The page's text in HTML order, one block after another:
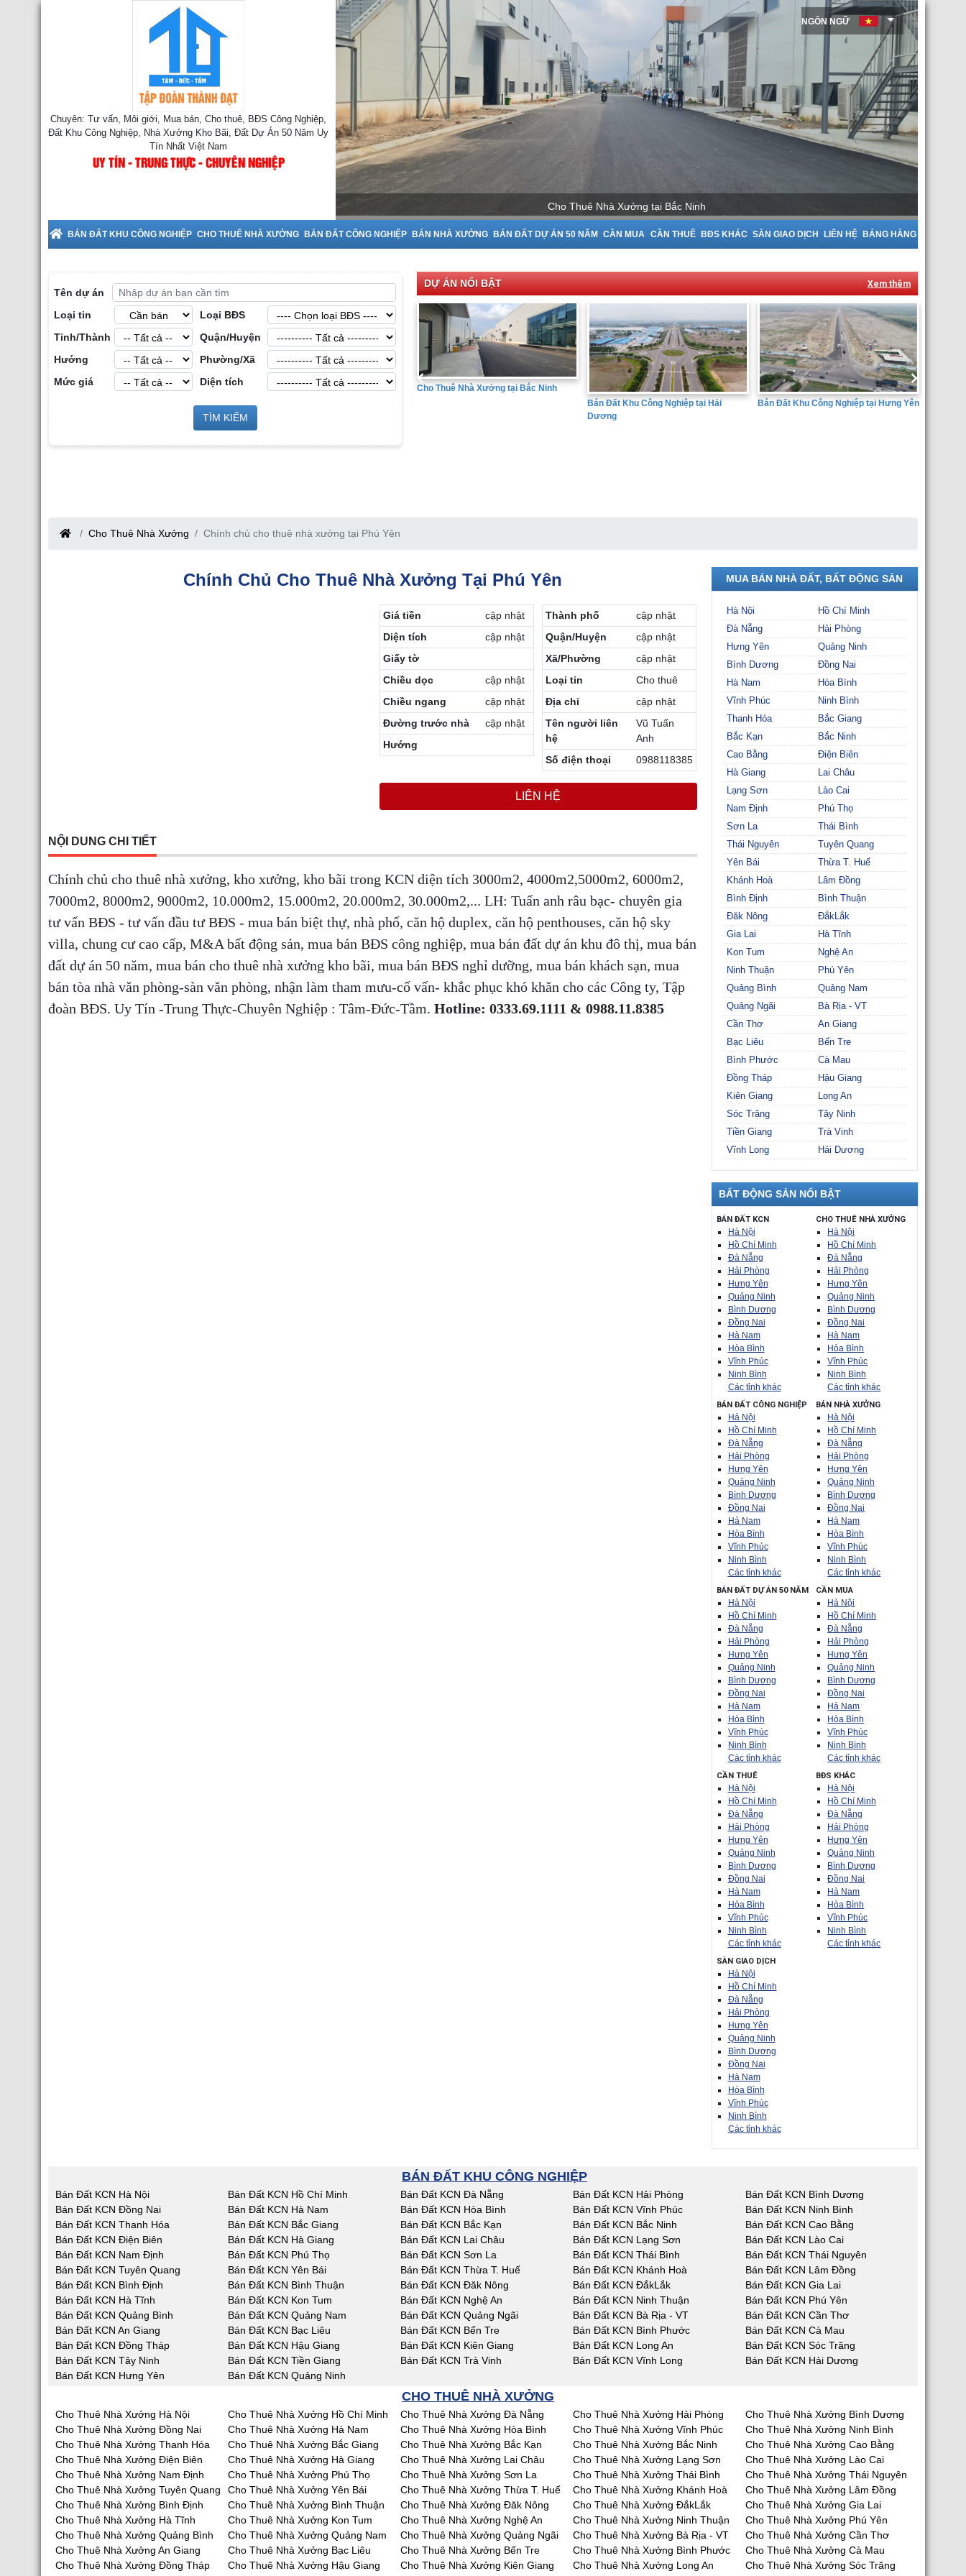
Chuyên: Tư vấn, Môi giới, Mua bán, Cho thuê, BĐS Công Nghiệp,
Đất Khu Công Nghiệp, Nhà Xưởng Kho Bãi, Đất Dự Án 50 Năm Uy
Tín Nhất Việt Nam
UY TÍN - TRUNG THỰC - CHUYÊN NGHIỆP
Cho Thuê Nhà Xưởng tại Bắc Giang
BÁN ĐẤT KHU CÔNG NGHIỆP CHO THUÊ NHÀ XƯỞNG BÁN ĐẤT CÔNG NGHIỆP BÁN NHÀ XƯỞNG BÁN ĐẤT DỰ ÁN 50 NĂM CẦN MUA CẦN THUÊ BĐS KHÁC SÀN GIAO DỊCH LIÊN HỆ BẢNG HÀNG
NGÔN NGỮ
Tên dự án
Loại tin
Loại BĐS
Tỉnh/Thành
Quận/Huyện
Hướng
Phường/Xã
Mức giá
Diện tích
TÌM KIẾM
DỰ ÁN NỔI BẬT Xem thêm
Cho Thuê Nhà Xưởng tại Hưng Yên
Cho Thuê Nhà Xưởng tại Bắc Ninh
Bán Đất Khu Công Nghiệp tại Hưng Yên
Cho Thuê Nhà Xưởng Chính chủ cho thuê nhà xưởng tại Phú Yên
Chính Chủ Cho Thuê Nhà Xưởng Tại Phú Yên
Giá tiền
cập nhật
Diện tích
cập nhật
Giấy tờ
Chiều dọc
cập nhật
Chiều ngang
cập nhật
Đường trước nhà
cập nhật
Hướng
Thành phố
cập nhật
Quận/Huyện
cập nhật
Xã/Phường
cập nhật
Loại tin
Cho thuê
Địa chỉ
cập nhật
Tên người liên
hệ
Vũ Tuấn
Anh
Số điện thoại
0988118385
LIÊN HỆ
NỘI DUNG CHI TIẾT
Chính chủ cho thuê nhà xưởng, kho xưởng, kho bãi trong KCN diện tích 3000m2, 4000m2,5000m2, 6000m2,
7000m2, 8000m2, 9000m2, 10.000m2, 15.000m2, 20.000m2, 30.000m2,... LH: Tuấn anh râu bạc- chuyên gia
tư vấn BĐS - tư vấn đầu tư BĐS - mua bán biệt thự, nhà phố, căn hộ duplex, căn hộ penthouses, căn hộ sky
villa, chung cư cao cấp, M&A bất động sản, mua bán BĐS công nghiệp, mua bán đất dự án khu đô thị, mua bán
đất dự án 50 năm, mua bán cho thuê nhà xưởng kho bãi, mua bán BĐS nghỉ dưỡng, mua bán khách sạn, mua
bán tòa nhà văn phòng-sàn văn phòng, nhận làm tham mưu-cố vấn- khắc phục khó khăn cho các Công ty, Tập
đoàn BĐS. Uy Tín -Trung Thực-Chuyên Nghiệp : Tâm-Đức-Tầm. Hotline: 0333.69.1111 & 0988.11.8385
MUA BÁN NHÀ ĐẤT, BẤT ĐỘNG SẢN
Hà Nội
Hồ Chí Minh
Đà Nẵng
Hải Phòng
Hưng Yên
Quảng Ninh
Bình Dương
Đồng Nai
Hà Nam
Hòa Bình
Vĩnh Phúc
Ninh Bình
Thanh Hóa
Bắc Giang
Bắc Kạn
Bắc Ninh
Cao Bằng
Điện Biên
Hà Giang
Lai Châu
Lạng Sơn
Lào Cai
Nam Định
Phú Thọ
Sơn La
Thái Bình
Thái Nguyên
Tuyên Quang
Yên Bái
Thừa T. Huế
Khánh Hoà
Lâm Đồng
Bình Định
Bình Thuận
Đăk Nông
ĐắkLắk
Gia Lai
Hà Tĩnh
Kon Tum
Nghệ An
Ninh Thuận
Phú Yên
Quảng Bình
Quảng Nam
Quảng Ngãi
Bà Rịa - VT
Cần Thơ
An Giang
Bạc Liêu
Bến Tre
Bình Phước
Cà Mau
Đồng Tháp
Hậu Giang
Kiên Giang
Long An
Sóc Trăng
Tây Ninh
Tiền Giang
Trà Vinh
Vĩnh Long
Hải Dương
BẤT ĐỘNG SẢN NỔI BẬT
BÁN ĐẤT KCN
Hà Nội
Hồ Chí Minh
Đà Nẵng
Hải Phòng
Hưng Yên
Quảng Ninh
Bình Dương
Đồng Nai
Hà Nam
Hòa Bình
Vĩnh Phúc
Ninh Bình
Các tỉnh khác
CHO THUÊ NHÀ XƯỞNG
Hà Nội
Hồ Chí Minh
Đà Nẵng
Hải Phòng
Hưng Yên
Quảng Ninh
Bình Dương
Đồng Nai
Hà Nam
Hòa Bình
Vĩnh Phúc
Ninh Bình
Các tỉnh khác
BÁN ĐẤT CÔNG NGHIỆP
Hà Nội
Hồ Chí Minh
Đà Nẵng
Hải Phòng
Hưng Yên
Quảng Ninh
Bình Dương
Đồng Nai
Hà Nam
Hòa Bình
Vĩnh Phúc
Ninh Bình
Các tỉnh khác
BÁN NHÀ XƯỞNG
Hà Nội
Hồ Chí Minh
Đà Nẵng
Hải Phòng
Hưng Yên
Quảng Ninh
Bình Dương
Đồng Nai
Hà Nam
Hòa Bình
Vĩnh Phúc
Ninh Bình
Các tỉnh khác
BÁN ĐẤT DỰ ÁN 50 NĂM
Hà Nội
Hồ Chí Minh
Đà Nẵng
Hải Phòng
Hưng Yên
Quảng Ninh
Bình Dương
Đồng Nai
Hà Nam
Hòa Bình
Vĩnh Phúc
Ninh Bình
Các tỉnh khác
CẦN MUA
Hà Nội
Hồ Chí Minh
Đà Nẵng
Hải Phòng
Hưng Yên
Quảng Ninh
Bình Dương
Đồng Nai
Hà Nam
Hòa Bình
Vĩnh Phúc
Ninh Bình
Các tỉnh khác
CẦN THUÊ
Hà Nội
Hồ Chí Minh
Đà Nẵng
Hải Phòng
Hưng Yên
Quảng Ninh
Bình Dương
Đồng Nai
Hà Nam
Hòa Bình
Vĩnh Phúc
Ninh Bình
Các tỉnh khác
BĐS KHÁC
Hà Nội
Hồ Chí Minh
Đà Nẵng
Hải Phòng
Hưng Yên
Quảng Ninh
Bình Dương
Đồng Nai
Hà Nam
Hòa Bình
Vĩnh Phúc
Ninh Bình
Các tỉnh khác
SÀN GIAO DỊCH
Hà Nội
Hồ Chí Minh
Đà Nẵng
Hải Phòng
Hưng Yên
Quảng Ninh
Bình Dương
Đồng Nai
Hà Nam
Hòa Bình
Vĩnh Phúc
Ninh Bình
Các tỉnh khác
BÁN ĐẤT KHU CÔNG NGHIỆP
Bán Đất KCN Hà Nội Bán Đất KCN Hồ Chí Minh Bán Đất KCN Đà Nẵng Bán Đất KCN Hải Phòng
Bán Đất KCN Bình Dương
Bán Đất KCN Đồng Nai
Bán Đất KCN Hà Nam Bán Đất KCN Hòa Bình Bán Đất KCN Vĩnh Phúc
Bán Đất KCN Ninh Bình
Bán Đất KCN Thanh Hóa
Bán Đất KCN Bắc Giang Bán Đất KCN Bắc Kạn Bán Đất KCN Bắc Ninh
Bán Đất KCN Cao Bằng
Bán Đất KCN Điện Biên
Bán Đất KCN Hà Giang Bán Đất KCN Lai Châu Bán Đất KCN Lạng Sơn
Bán Đất KCN Lào Cai
Bán Đất KCN Nam Định
Bán Đất KCN Phú Thọ Bán Đất KCN Sơn La Bán Đất KCN Thái Bình
Bán Đất KCN Thái Nguyên
Bán Đất KCN Tuyên Quang
Bán Đất KCN Yên Bái Bán Đất KCN Thừa T. Huế Bán Đất KCN Khánh Hoà
Bán Đất KCN Lâm Đồng
Bán Đất KCN Bình Định
Bán Đất KCN Bình Thuận Bán Đất KCN Đăk Nông Bán Đất KCN ĐắkLắk
Bán Đất KCN Gia Lai
Bán Đất KCN Hà Tĩnh
Bán Đất KCN Kon Tum Bán Đất KCN Nghệ An Bán Đất KCN Ninh Thuận
Bán Đất KCN Phú Yên
Bán Đất KCN Quảng Bình
Bán Đất KCN Quảng Nam Bán Đất KCN Quảng Ngãi Bán Đất KCN Bà Rịa - VT
Bán Đất KCN Cần Thơ
Bán Đất KCN An Giang
Bán Đất KCN Bạc Liêu Bán Đất KCN Bến Tre Bán Đất KCN Bình Phước
Bán Đất KCN Cà Mau
Bán Đất KCN Đồng Tháp
Bán Đất KCN Hậu Giang Bán Đất KCN Kiên Giang Bán Đất KCN Long An
Bán Đất KCN Sóc Trăng
Bán Đất KCN Tây Ninh
Bán Đất KCN Tiền Giang Bán Đất KCN Trà Vinh Bán Đất KCN Vĩnh Long
Bán Đất KCN Hải Dương
Bán Đất KCN Hưng Yên
Bán Đất KCN Quảng Ninh
CHO THUÊ NHÀ XƯỞNG
Cho Thuê Nhà Xưởng Hà Nội Cho Thuê Nhà Xưởng Hồ Chí Minh Cho Thuê Nhà Xưởng Đà Nẵng Cho Thuê Nhà Xưởng Hải Phòng
Cho Thuê Nhà Xưởng Bình Dương
Cho Thuê Nhà Xưởng Đồng Nai
Cho Thuê Nhà Xưởng Hà Nam Cho Thuê Nhà Xưởng Hòa Bình Cho Thuê Nhà Xưởng Vĩnh Phúc
Cho Thuê Nhà Xưởng Ninh Bình
Cho Thuê Nhà Xưởng Thanh Hóa
Cho Thuê Nhà Xưởng Bắc Giang Cho Thuê Nhà Xưởng Bắc Kạn Cho Thuê Nhà Xưởng Bắc Ninh
Cho Thuê Nhà Xưởng Cao Bằng
Cho Thuê Nhà Xưởng Điện Biên
Cho Thuê Nhà Xưởng Hà Giang Cho Thuê Nhà Xưởng Lai Châu Cho Thuê Nhà Xưởng Lạng Sơn
Cho Thuê Nhà Xưởng Lào Cai
Cho Thuê Nhà Xưởng Nam Định
Cho Thuê Nhà Xưởng Phú Thọ Cho Thuê Nhà Xưởng Sơn La Cho Thuê Nhà Xưởng Thái Bình
Cho Thuê Nhà Xưởng Thái Nguyên
Cho Thuê Nhà Xưởng Tuyên Quang
Cho Thuê Nhà Xưởng Yên Bái Cho Thuê Nhà Xưởng Thừa T. Huế Cho Thuê Nhà Xưởng Khánh Hoà
Cho Thuê Nhà Xưởng Lâm Đồng
Cho Thuê Nhà Xưởng Bình Định
Cho Thuê Nhà Xưởng Bình Thuận Cho Thuê Nhà Xưởng Đăk Nông Cho Thuê Nhà Xưởng ĐắkLắk
Cho Thuê Nhà Xưởng Gia Lai
Cho Thuê Nhà Xưởng Hà Tĩnh
Cho Thuê Nhà Xưởng Kon Tum Cho Thuê Nhà Xưởng Nghệ An Cho Thuê Nhà Xưởng Ninh Thuận
Cho Thuê Nhà Xưởng Phú Yên
Cho Thuê Nhà Xưởng Quảng Bình
Cho Thuê Nhà Xưởng Quảng Nam Cho Thuê Nhà Xưởng Quảng Ngãi Cho Thuê Nhà Xưởng Bà Rịa - VT
Cho Thuê Nhà Xưởng Cần Thơ
Cho Thuê Nhà Xưởng An Giang
Cho Thuê Nhà Xưởng Bạc Liêu Cho Thuê Nhà Xưởng Bến Tre Cho Thuê Nhà Xưởng Bình Phước
Cho Thuê Nhà Xưởng Cà Mau
Cho Thuê Nhà Xưởng Đồng Tháp
Cho Thuê Nhà Xưởng Hậu Giang Cho Thuê Nhà Xưởng Kiên Giang Cho Thuê Nhà Xưởng Long An
Cho Thuê Nhà Xưởng Sóc Trăng